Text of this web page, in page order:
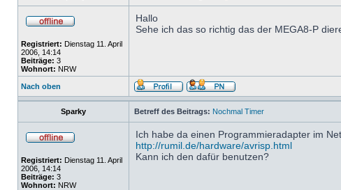
Registriert: Dienstag 11. April
2006, 14:14
Beiträge: 3
Wohnort: NRW
Hallo
Sehe ich das so richtig das der MEGA8-P
Nach oben
Sparky Betreff des Beitrags: Nochmal Timer
Registriert: Dienstag 11. April
2006, 14:14
Beiträge: 3
Wohnort: NRW
Ich habe da einen Programmieradapter im
http://rumil.de/hardware/avrisp.html
Kann ich den dafür benutzen?